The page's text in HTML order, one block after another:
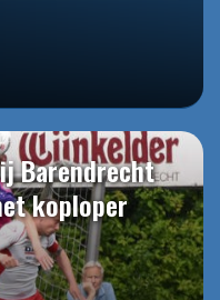
Barendrecht
koploper